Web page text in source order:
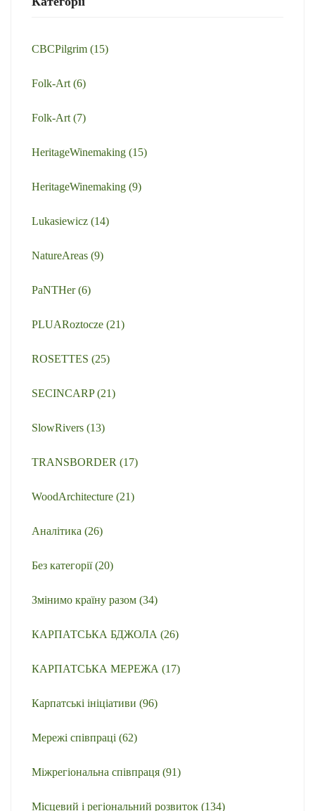
CBCPilgrim (15)
Folk-Art (6)
Folk-Art (7)
HeritageWinemaking (15)
HeritageWinemaking (9)
Lukasiewicz (14)
NatureAreas (9)
PaNTHer(6)
PLUARoztocze (21)
ROSETTES (25)
SECINCARP(21)
SlowRivers (13)
TRANSBORDER (17)
WoodArchitecture (21)
Аналітика (26)
Без категорії(20)
Змінимо країну разом (34)
КАРПАТСЬКА БДЖОЛА (26)
КАРПАТСЬКА МЕРЕЖА (17)
Карпатські ініціативи (96)
Мережі співпраці (62)
Міжрегіональна співпраця (91)
Місцевий і регіональний розвиток (134)